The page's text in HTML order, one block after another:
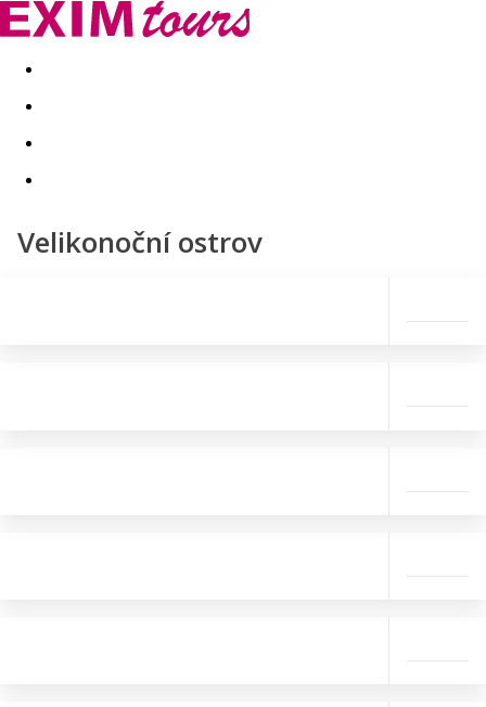
Akční nabídky Last minute
Velikonoční ostrov